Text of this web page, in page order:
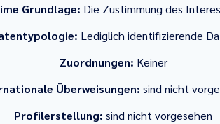
Grundlage: Die Zustimmung des
Lediglich identifizierende
Zuordnungen: Keiner
Überweisungen: sind nicht
Profilerstellung: sind nicht vorgesehen